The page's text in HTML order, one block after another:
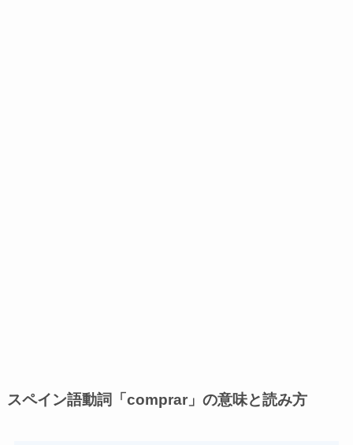
スペイン語動詞「comprar」の意味と読み方